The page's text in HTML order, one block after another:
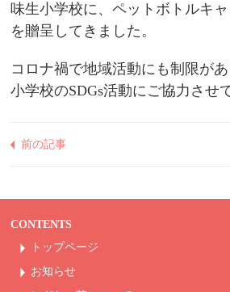
味生小学校に、ペットボトルキ
を贈呈してきました。
コロナ禍で地域活動にも制限が
小学校のSDGs活動にご協力させ
前の記事
CONTENTS
トップページ
お知らせ